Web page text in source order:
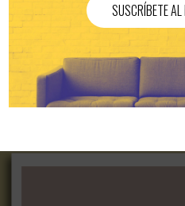
SUSCRÍBETE